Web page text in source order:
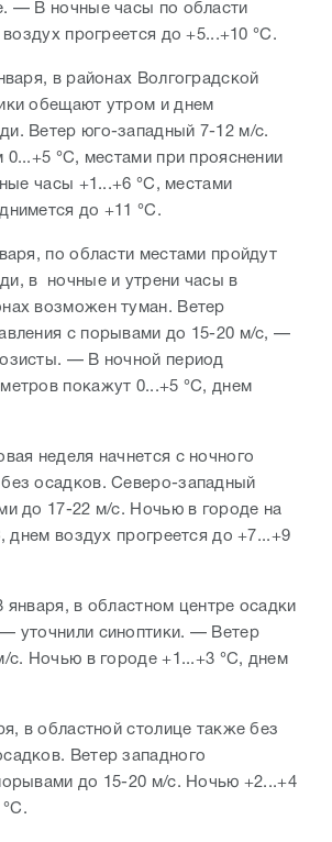
— В ночные часы по области
прогреется до +5...+10 °С.
в районах Волгоградской
обещают утром и днем
Ветер юго-западный 7-12 м/с.
°С, местами при прояснении
часы +1...+6 °С, местами
до +11 °С.
по области местами пройдут
в ночные и утрени часы в
возможен туман. Ветер
с порывами до 15-20 м/с, —
— В ночной период
покажут 0...+5 °С, днем
неделя начнется с ночного
осадков. Северо-западный
до 17-22 м/с. Ночью в городе на
днем воздух прогреется до +7...+9
в областном центре осадки
уточнили синоптики. — Ветер
с. Ночью в городе +1...+3 °С, днем
в областной столице также без
Ветер западного
до 15-20 м/с. Ночью +2...+4